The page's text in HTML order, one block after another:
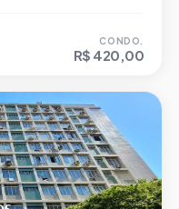
CONDO.
R$ 420,00